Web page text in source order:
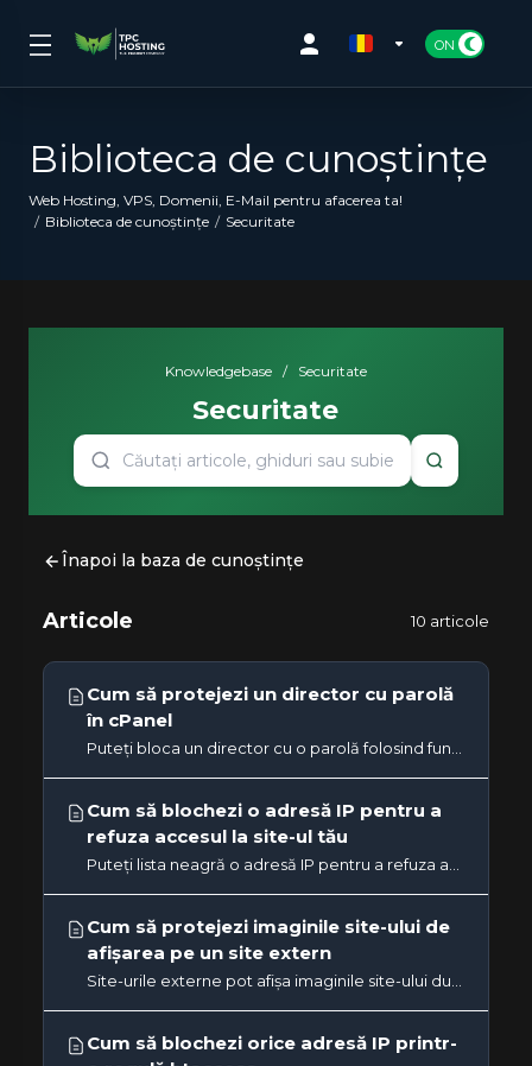
Biblioteca de cunoștințe
Web Hosting, VPS, Domenii, E-Mail pentru afacerea ta!
Biblioteca de cunoștințe
Securitate
Knowledgebase / Securitate
Securitate
Înapoi la baza de cunoștințe
Articole 10 articole
Cum să protejezi un director cu parolă
în cPanel
Cum să blochezi o adresă IP pentru a
refuza accesul la site-ul tău
Cum să protejezi imaginile site-ului de
afișarea pe un site extern
Cum să blochezi orice adresă IP printr-